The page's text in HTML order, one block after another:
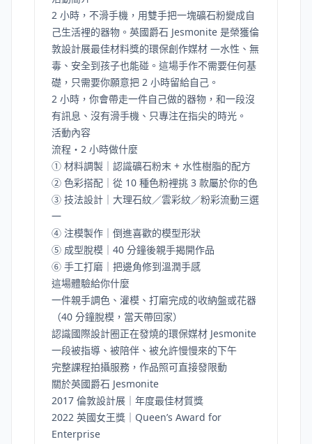
2 小時，不滑手機，用雙手把一塊礦石粉變成自
己生活裡的器物。英國爵石 Jesmonite 是榮獲倫
敦設計展最佳材料獎的環保創作媒材 —水性、無
毒、安全到孩子也能碰。這場手作不需要任何基
礎，只需要你願意把 2 小時留給自己。
2 小時，你會帶走一件自己做的器物，和一段沒
有訊息、沒有滑手機、只專注在指尖的時光。
活動內容
流程・2 小時做什麼
① 材料調製｜認識礦石粉末 + 水性樹脂的配方
② 色彩搭配｜從 10 種色粉裡挑 3 款屬於你的色
③ 技法設計｜大理石紋／雲彩紋／粉彩流動三選
一
④ 注模製作｜倒進喜歡的模型形狀
⑤ 成型脫模｜40 分鐘後親手揭開作品
⑥ 手工打磨｜把邊角修到溫潤手感
這場體驗給你什麼
一件親手調色、灌模、打磨完成的收納盤或花器
（40 分鐘脫模，當天帶回家）
認識國際設計圈正在發燒的環保媒材 Jesmonite
一段被指導、被陪伴、被允許慢慢來的下午
完整課程拍攝服務，作品照可直接發限動
關於英國爵石 Jesmonite
2017 倫敦設計展｜年度最佳材質獎
2022 英國女王獎｜Queen’s Award for
Enterprise